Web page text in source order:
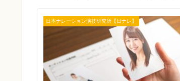
日本ナレーション演技研究所【日ナレ】